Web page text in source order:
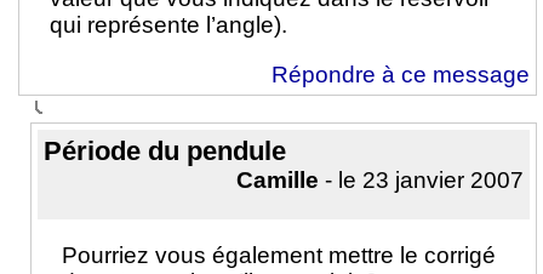
qui représente l’angle).
Répondre à ce message
Période du pendule
Camille - le 23 janvier 2007
Pourriez vous également mettre le corrigé